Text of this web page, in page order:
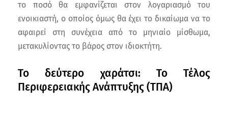
το ποσό θα εμφανίζεται στον λογαριασμό του
ενοικιαστή, ο οποίος όμως θα έχει το δικαίωμα να το
αφαιρεί στη συνέχεια από το μηνιαίο μίσθωμα,
μετακυλίοντας το βάρος στον ιδιοκτήτη.
Το δεύτερο χαράτσι: Το Τέλος
Περιφερειακής Ανάπτυξης (TΠA)